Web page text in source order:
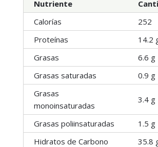
Nutriente
Calorías
252
Proteínas
14.2
Grasas
6.6 g
Grasas saturadas
0.9 g
Grasas
monoinsaturadas
3.4 g
Grasas poliinsaturadas
1.5 g
Hidratos de Carbono
35.8